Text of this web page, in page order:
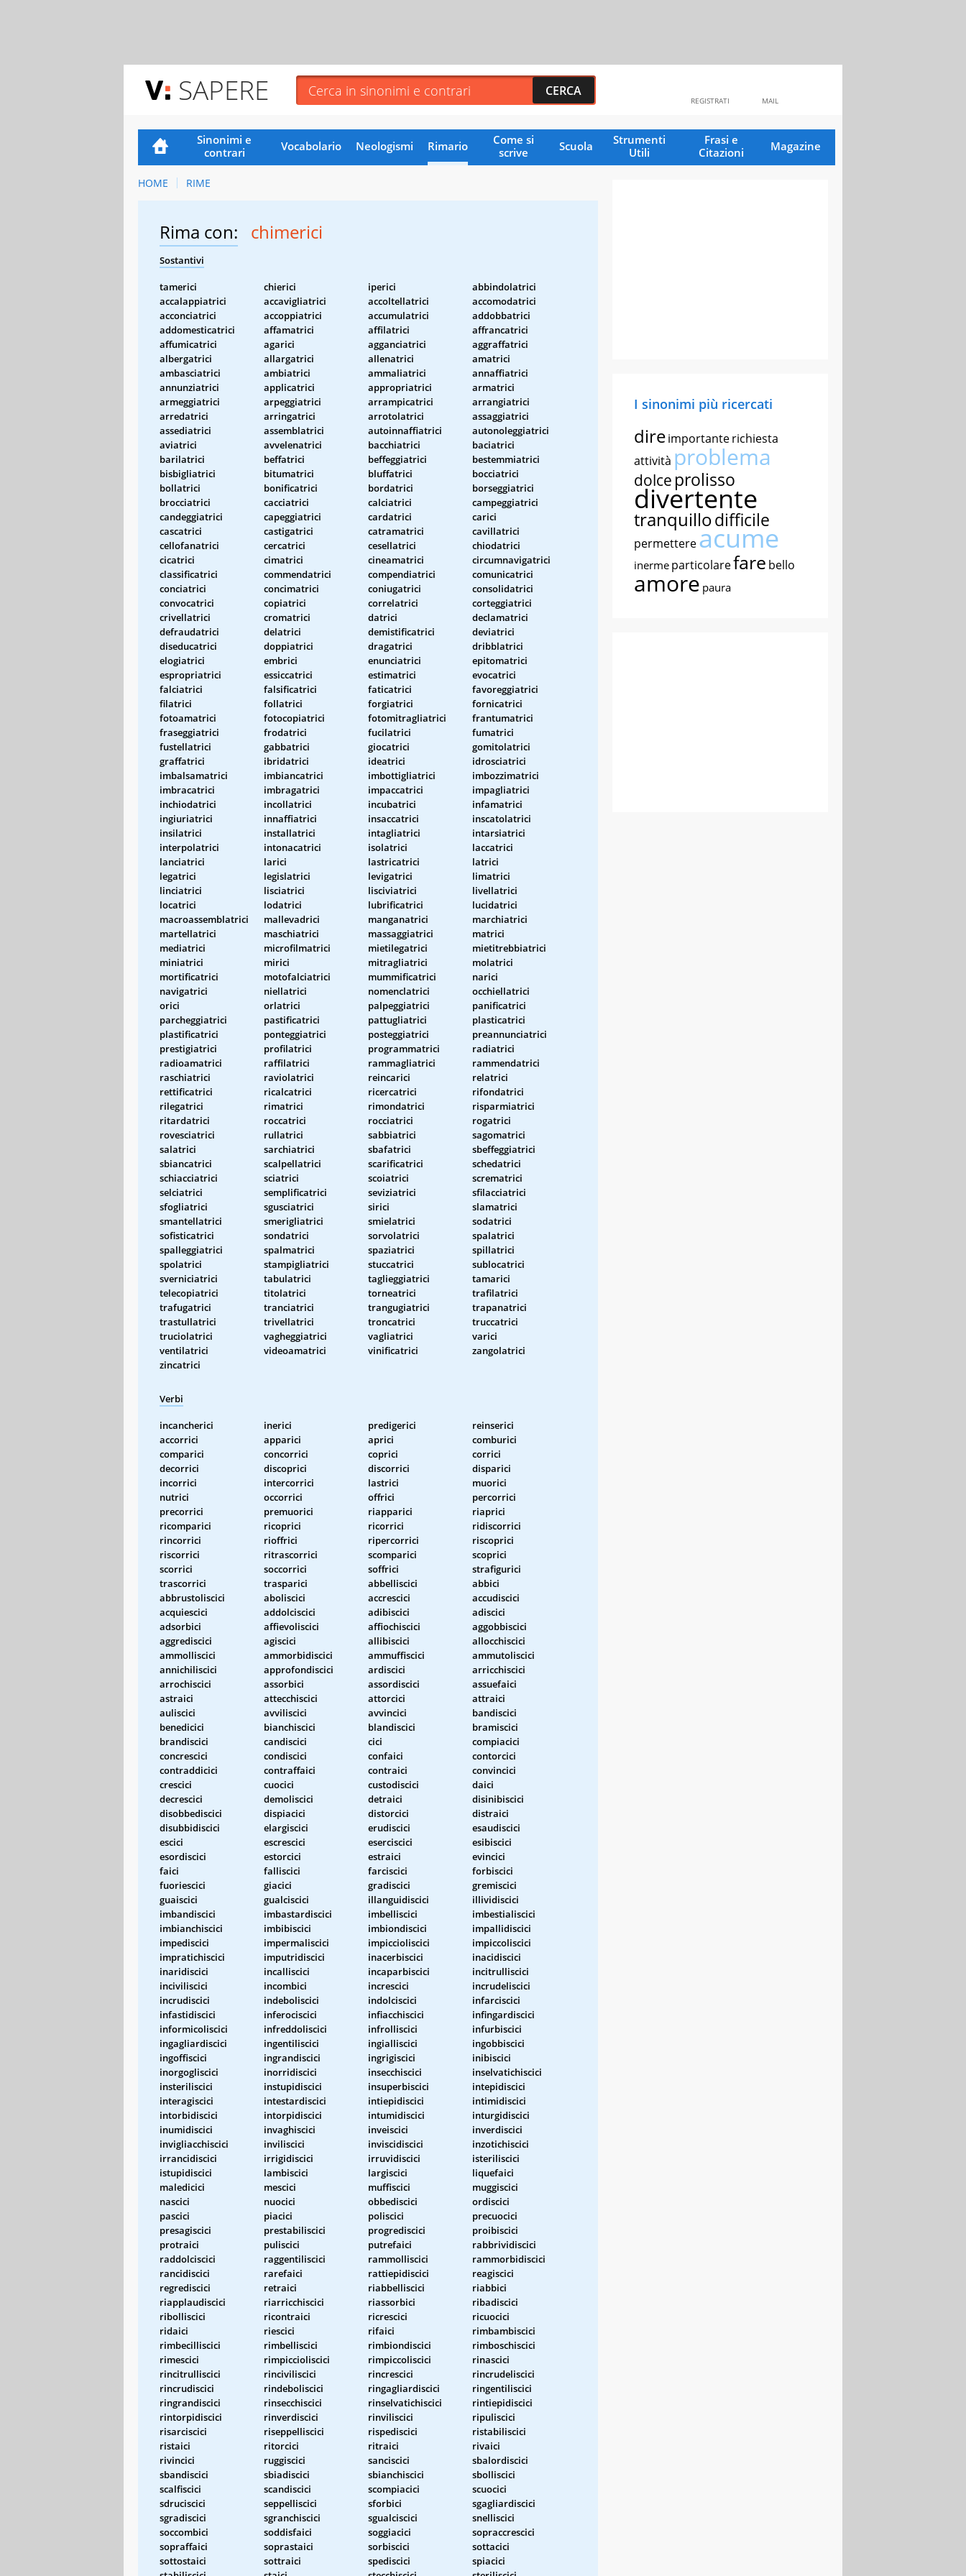
SAPERE MAIL
REGISTRATI
Sinonimi e
contrari
Vocabolario Neologismi Rimario
Come si
scrive
Scuola
Strumenti
Utili
Frasi e
Citazioni
Magazine
HOME RIME
Rima con: chimerici
Sostantivi
tamerici chierici iperici
abbindolatrici
accalappiatrici
accavigliatrici accoltellatrici
accomodatrici
acconciatrici
accoppiatrici accumulatrici
addobbatrici
addomesticatrici
affamatrici affilatrici
affrancatrici
affumicatrici
agarici agganciatrici
aggraffatrici
albergatrici
allargatrici allenatrici
amatrici
ambasciatrici
ambiatrici ammaliatrici
annaffiatrici
annunziatrici
applicatrici appropriatrici
armatrici
armeggiatrici
arpeggiatrici arrampicatrici
arrangiatrici
arredatrici
arringatrici arrotolatrici
assaggiatrici
assediatrici
assemblatrici autoinnaffiatrici
autonoleggiatrici
aviatrici
avvelenatrici bacchiatrici
baciatrici
barilatrici
beffatrici beffeggiatrici
bestemmiatrici
bisbigliatrici
bitumatrici bluffatrici
bocciatrici
bollatrici
bonificatrici bordatrici
borseggiatrici
brocciatrici
cacciatrici calciatrici
campeggiatrici
candeggiatrici
capeggiatrici cardatrici
carici
cascatrici
castigatrici catramatrici
cavillatrici
cellofanatrici
cercatrici cesellatrici
chiodatrici
cicatrici
cimatrici cineamatrici
circumnavigatrici
classificatrici
commendatrici compendiatrici
comunicatrici
conciatrici
concimatrici coniugatrici
consolidatrici
convocatrici
copiatrici correlatrici
corteggiatrici
crivellatrici
cromatrici datrici
declamatrici
defraudatrici
delatrici demistificatrici
deviatrici
diseducatrici
doppiatrici dragatrici
dribblatrici
elogiatrici
embrici enunciatrici
epitomatrici
espropriatrici
essiccatrici estimatrici
evocatrici
falciatrici
falsificatrici faticatrici
favoreggiatrici
filatrici
follatrici forgiatrici
fornicatrici
fotoamatrici
fotocopiatrici fotomitragliatrici
frantumatrici
fraseggiatrici
frodatrici fucilatrici
fumatrici
fustellatrici
gabbatrici giocatrici
gomitolatrici
graffatrici
ibridatrici ideatrici
idrosciatrici
imbalsamatrici
imbiancatrici imbottigliatrici
imbozzimatrici
imbracatrici
imbragatrici impaccatrici
impagliatrici
inchiodatrici
incollatrici incubatrici
infamatrici
ingiuriatrici
innaffiatrici insaccatrici
inscatolatrici
insilatrici
installatrici intagliatrici
intarsiatrici
interpolatrici
intonacatrici isolatrici
laccatrici
lanciatrici
larici lastricatrici
latrici
legatrici
legislatrici levigatrici
limatrici
linciatrici
lisciatrici lisciviatrici
livellatrici
locatrici
lodatrici lubrificatrici
lucidatrici
macroassemblatrici
mallevadrici manganatrici
marchiatrici
martellatrici
maschiatrici massaggiatrici
matrici
mediatrici
microfilmatrici mietilegatrici
mietitrebbiatrici
miniatrici
mirici mitragliatrici
molatrici
mortificatrici
motofalciatrici mummificatrici
narici
navigatrici
niellatrici nomenclatrici
occhiellatrici
orici
orlatrici palpeggiatrici
panificatrici
parcheggiatrici
pastificatrici pattugliatrici
plasticatrici
plastificatrici
ponteggiatrici posteggiatrici
preannunciatrici
prestigiatrici
profilatrici programmatrici
radiatrici
radioamatrici
raffilatrici rammagliatrici
rammendatrici
raschiatrici
raviolatrici reincarici
relatrici
rettificatrici
ricalcatrici ricercatrici
rifondatrici
rilegatrici
rimatrici rimondatrici
risparmiatrici
ritardatrici
roccatrici rocciatrici
rogatrici
rovesciatrici
rullatrici sabbiatrici
sagomatrici
salatrici
sarchiatrici sbafatrici
sbeffeggiatrici
sbiancatrici
scalpellatrici scarificatrici
schedatrici
schiacciatrici
sciatrici scoiatrici
scrematrici
selciatrici
semplificatrici seviziatrici
sfilacciatrici
sfogliatrici
sgusciatrici sirici
slamatrici
smantellatrici
smerigliatrici smielatrici
sodatrici
sofisticatrici
sondatrici sorvolatrici
spalatrici
spalleggiatrici
spalmatrici spaziatrici
spillatrici
spolatrici
stampigliatrici stuccatrici
sublocatrici
sverniciatrici
tabulatrici taglieggiatrici
tamarici
telecopiatrici
titolatrici torneatrici
trafilatrici
trafugatrici
tranciatrici trangugiatrici
trapanatrici
trastullatrici
trivellatrici troncatrici
truccatrici
truciolatrici
vagheggiatrici vagliatrici
varici
ventilatrici
videoamatrici vinificatrici
zangolatrici
zincatrici
Verbi
incancherici inerici predigerici
reinserici
accorrici
apparici aprici
comburici
comparici
concorrici coprici
corrici
decorrici
discoprici discorrici
disparici
incorrici
intercorrici lastrici
muorici
nutrici
occorrici offrici
percorrici
precorrici
premuorici riapparici
riaprici
ricomparici
ricoprici ricorrici
ridiscorrici
rincorrici
rioffrici ripercorrici
riscoprici
riscorrici
ritrascorrici scomparici
scoprici
scorrici
soccorrici soffrici
strafigurici
trascorrici
trasparici abbelliscici
abbici
abbrustoliscici
aboliscici accrescici
accudiscici
acquiescici
addolciscici adibiscici
adiscici
adsorbici
affievoliscici affiochiscici
aggobbiscici
aggrediscici
agiscici allibiscici
allocchiscici
ammolliscici
ammorbidiscici ammuffiscici
ammutoliscici
annichiliscici
approfondiscici ardiscici
arricchiscici
arrochiscici
assorbici assordiscici
assuefaici
astraici
attecchiscici attorcici
attraici
auliscici
avviliscici avvincici
bandiscici
benedicici
bianchiscici blandiscici
bramiscici
brandiscici
candiscici cici
compiacici
concrescici
condiscici confaici
contorcici
contraddicici
contraffaici contraici
convincici
crescici
cuocici custodiscici
daici
decrescici
demoliscici detraici
disinibiscici
disobbediscici
dispiacici distorcici
distraici
disubbidiscici
elargiscici erudiscici
esaudiscici
escici
escrescici eserciscici
esibiscici
esordiscici
estorcici estraici
evincici
faici
falliscici farciscici
forbiscici
fuoriescici
giacici gradiscici
gremiscici
guaiscici
gualciscici illanguidiscici
illividiscici
imbandiscici
imbastardiscici imbelliscici
imbestialiscici
imbianchiscici
imbibiscici imbiondiscici
impallidiscici
impediscici
impermaliscici impiccioliscici
impiccoliscici
impratichiscici
imputridiscici inacerbiscici
inacidiscici
inaridiscici
incalliscici incaparbiscici
incitrulliscici
inciviliscici
incombici increscici
incrudeliscici
incrudiscici
indeboliscici indolciscici
infarciscici
infastidiscici
inferociscici infiacchiscici
infingardiscici
informicoliscici
infreddoliscici infrolliscici
infurbiscici
ingagliardiscici
ingentiliscici ingialliscici
ingobbiscici
ingoffiscici
ingrandiscici ingrigiscici
inibiscici
inorgogliscici
inorridiscici insecchiscici
inselvatichiscici
insteriliscici
instupidiscici insuperbiscici
intepidiscici
interagiscici
intestardiscici intiepidiscici
intimidiscici
intorbidiscici
intorpidiscici intumidiscici
inturgidiscici
inumidiscici
invaghiscici inveiscici
inverdiscici
invigliacchiscici
inviliscici inviscidiscici
inzotichiscici
irrancidiscici
irrigidiscici irruvidiscici
isteriliscici
istupidiscici
lambiscici largiscici
liquefaici
maledicici
mescici muffiscici
muggiscici
nascici
nuocici obbediscici
ordiscici
pascici
piacici poliscici
precuocici
presagiscici
prestabiliscici progrediscici
proibiscici
protraici
puliscici putrefaici
rabbrividiscici
raddolciscici
raggentiliscici rammolliscici
rammorbidiscici
rancidiscici
rarefaici rattiepidiscici
reagiscici
regrediscici
retraici riabbelliscici
riabbici
riapplaudiscici
riarricchiscici riassorbici
ribadiscici
ribolliscici
ricontraici ricrescici
ricuocici
ridaici
riescici rifaici
rimbambiscici
rimbecilliscici
rimbelliscici rimbiondiscici
rimboschiscici
rimescici
rimpiccioliscici rimpiccoliscici
rinascici
rincitrulliscici
rinciviliscici rincrescici
rincrudeliscici
rincrudiscici
rindeboliscici ringagliardiscici
ringentiliscici
ringrandiscici
rinsecchiscici rinselvatichiscici
rintiepidiscici
rintorpidiscici
rinverdiscici rinviliscici
ripuliscici
risarciscici
riseppelliscici rispediscici
ristabiliscici
ristaici
ritorcici ritraici
rivaici
rivincici
ruggiscici sanciscici
sbalordiscici
sbandiscici
sbiadiscici sbianchiscici
sbolliscici
scalfiscici
scandiscici scompiacici
scuocici
sdruciscici
seppelliscici sforbici
sgagliardiscici
sgradiscici
sgranchiscici sgualciscici
snelliscici
soccombici
soddisfaici soggiacici
sopraccrescici
sopraffaici
soprastaici sorbiscici
sottacici
sottostaici
sottraici spediscici
spiacici
I sinonimi più ricercati
direimportanterichiesta
attività problema
dolce prolisso
divertente
tranquillodifficile
permettereacume
inerme particolarefare bello
amore paura